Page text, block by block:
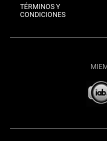
TÉRMINOS Y
CONDICIONES